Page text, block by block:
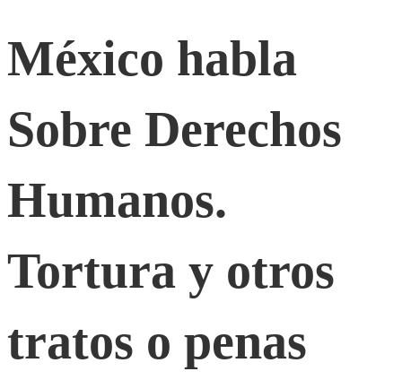
Sobre
Humanos.
Tortura
y
otros
México habla
Sobre Derechos
Humanos.
Tortura y otros
tratos o penas